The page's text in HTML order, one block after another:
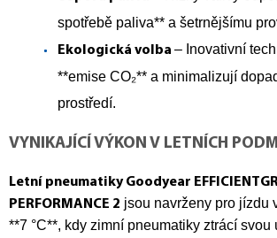
spotřebě paliva** a šetrnějšímu
Ekologická volba – Inovativní
**emise CO₂** a minimalizují
prostředí.
VYNIKAJÍCÍ VÝKON V LETNÍCH
Letní pneumatiky Goodyear
PERFORMANCE 2 jsou navrženy pro jízdu
**7 °C**, kdy zimní pneumatiky ztrácí svou